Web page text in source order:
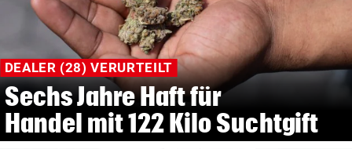
DEALER (28) VERURTEILT
Sechs Jahre Haft für
Handel mit 122 Kilo Suchtgift